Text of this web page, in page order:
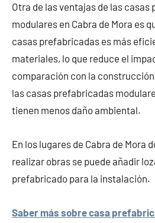
Otra de las ventajas de las
modulares en Cabra de Mora es
casas prefabricadas es más
materiales, lo que reduce el
comparación con la
las casas prefabricadas
tienen menos daño ambiental.
En los lugares de Cabra de Mora
realizar obras se puede añadir
prefabricado para la instalación.
Saber más sobre casa